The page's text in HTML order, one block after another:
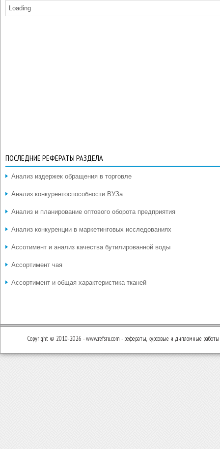
Loading
ПОСЛЕДНИЕ РЕФЕРАТЫ РАЗДЕЛА
Анализ издержек обращения в торговле
Анализ конкурентоспособности ВУЗа
Анализ и планирование оптового оборота предприятия
Анализ конкуренции в маркетинговых исследованиях
Ассотимент и анализ качества бутилированной воды
Ассортимент чая
Ассортимент и общая характеристика тканей
Copyright © 2010-2026 - www.refsru.com - рефераты, курсовые и дипломные работы